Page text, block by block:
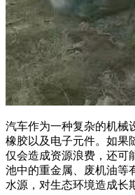
汽车作为一种复杂的机械
橡胶以及电子元件。如果
仅会造成资源浪费，还可
池中的重金属、废机油等
水源，对生态环境造成长